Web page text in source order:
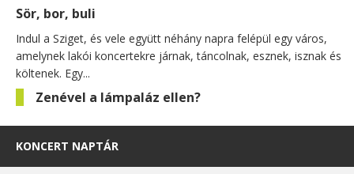
Sör, bor, buli
Indul a Sziget, és vele együtt néhány napra felépül egy város,
amelynek lakói koncertekre járnak, táncolnak, esznek, isznak és
költenek. Egy...
Zenével a lámpaláz ellen?
KONCERT NAPTÁR